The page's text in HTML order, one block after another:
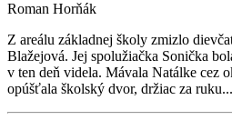
Roman Horňák
Z areálu základnej školy zmizlo
Blažejová. Jej spolužiačka Sonička
v ten deň videla. Mávala Natálke cez
opúšťala školský dvor, držiac za ruku...